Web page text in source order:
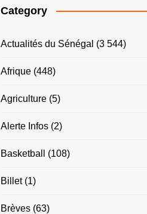
Category
Actualités du Sénégal (3 544)
Afrique (448)
Agriculture (5)
Alerte Infos (2)
Basketball (108)
Billet(1)
Brèves (63)